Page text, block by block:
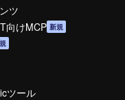
ツ
向けMCP 新規
ツール